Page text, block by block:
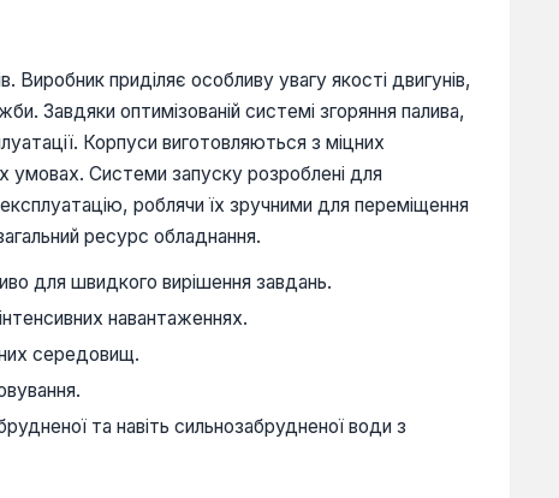
приділяє особливу увагу якості двигунів,
Завдяки оптимізованій системі згоряння палива,
Корпуси виготовляються з міцних
умовах. Системи запуску розроблені для
роблячи їх зручними для переміщення
ресурс обладнання.
для швидкого вирішення завдань.
навантаженнях.
середовищ.
та навіть сильнозабрудненої води з